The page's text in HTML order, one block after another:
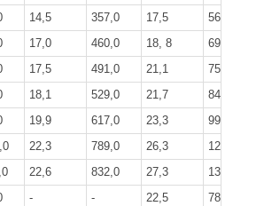
14,5 357,0 17,5
564,0
17,0 460,0 18, 8
694,0
17,5 491,0 21,1
752,0
18,1 529,0 21,7
845,0
19,9 617,0 23,3
996,0
22,3 789,0 26,3
1242,0
22,6 832,0 27,3
1325,0
- - 22,5
781,0